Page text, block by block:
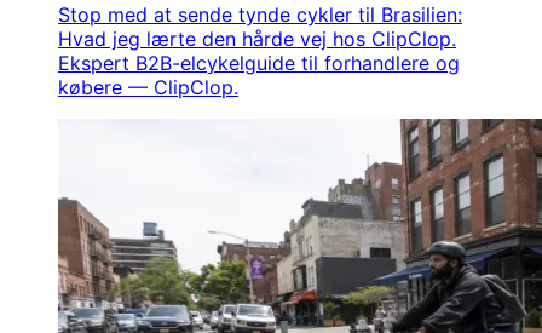
Stop med at sende tynde cykler til Brasilien:
Hvad jeg lærte den hårde vej hos ClipClop.
Ekspert B2B-elcykelguide til forhandlere og
købere — ClipClop.